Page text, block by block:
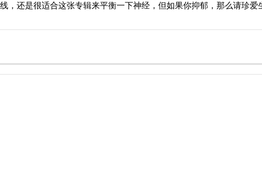
，还是很适合这张专辑来平衡一下神经，但如果你抑郁，那么请珍爱